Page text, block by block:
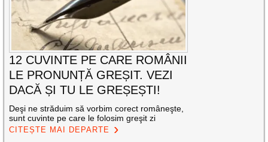
12 CUVINTE PE CARE ROMÂNII
LE PRONUNȚĂ GREȘIT. VEZI
DACĂ ȘI TU LE GREȘEȘTI!
Deşi ne străduim să vorbim corect româneşte,
sunt cuvinte pe care le folosim greşit zi
CITEȘTE MAI DEPARTE